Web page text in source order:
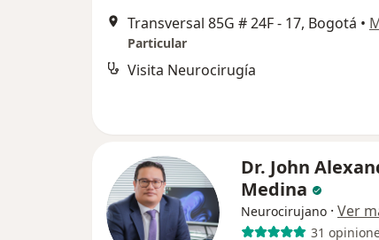
Transversal 85G # 24F - 17, Bogotá •
Particular
Visita Neurocirugía
Dr. John
Medina
Neurocirujano · Ver
31